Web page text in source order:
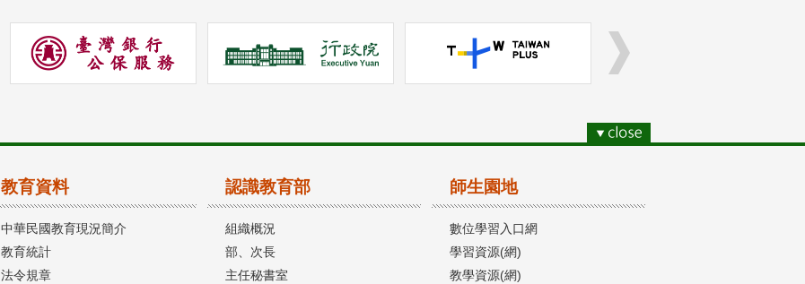
教育資料
中華民國教育現況簡介
教育統計
法令規章
認識教育部
組織概況
部、次長
主任秘書室
師生園地
數位學習入口網
學習資源(網)
教學資源(網)